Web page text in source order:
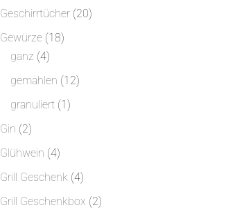
Geschirrtücher 2020
Gewürze 1818
ganz 44
Produkte
gemahlen 1212
granuliert 11
Gin 22
Produkte
Glühwein 44
Produkte
Grill Geschenk 44
Produkte
Grill Geschenkbox 22